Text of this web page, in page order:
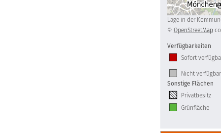
Lage in der
© OpenStreetMap
Verfügbarkeiten
Sofort
Nicht
Sonstige Flächen
Privatbesitz
Grünfläche